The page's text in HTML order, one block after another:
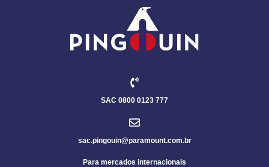
SAC 0800 0123 777
sac.pingouin@paramount.com.br
Para mercados internacionais